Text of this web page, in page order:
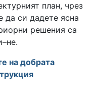
план, чрез
си дадете ясна
решения са
на добрата